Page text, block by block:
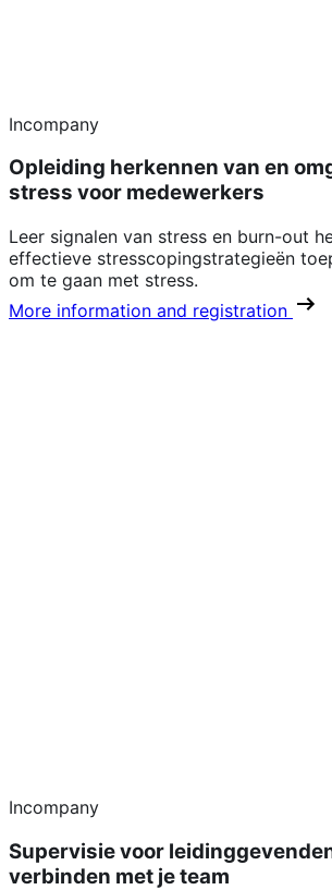
Incompany
Opleiding herkennen van en
stress voor medewerkers
Leer signalen van stress en burn-out
effectieve stresscopingstrategieën
om te gaan met stress.
More information and registration
Incompany
Supervisie voor
verbinden met je team